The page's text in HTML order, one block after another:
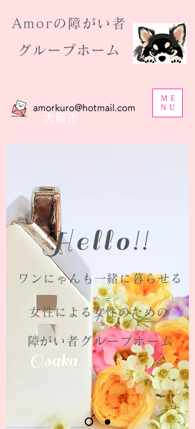
ME
NU
amorkuro@hotmail.com
​Amorの障がい者
グループホーム
大阪市
Hello!!
ワンにゃんも一緒に暮らせる
女性による​女性のための
​障がい者グループホーム
Osaka